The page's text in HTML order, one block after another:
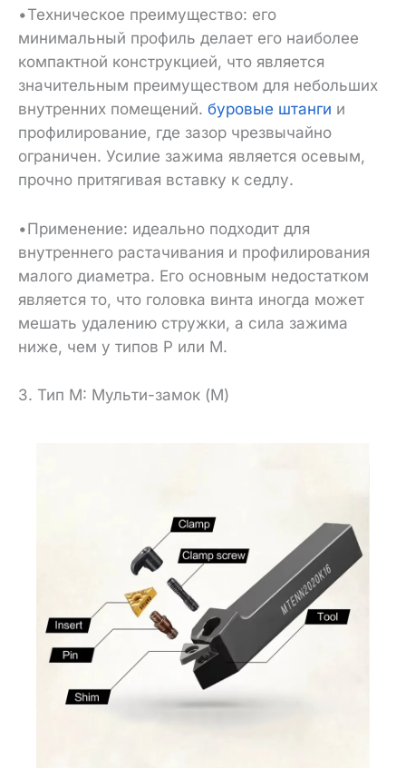
•Техническое преимущество: его
минимальный профиль делает его наиболее
компактной конструкцией, что является
значительным преимуществом для небольших
внутренних помещений. буровые штанги и
профилирование, где зазор чрезвычайно
ограничен. Усилие зажима является осевым,
прочно притягивая вставку к седлу.
•Применение: идеально подходит для
внутреннего растачивания и профилирования
малого диаметра. Его основным недостатком
является то, что головка винта иногда может
мешать удалению стружки, а сила зажима
ниже, чем у типов P или M.
3. Тип M: Мульти-замок (M)